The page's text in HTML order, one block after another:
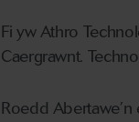
Fi ywAthro
Caergrawnt.
Roedd Abertawe’n